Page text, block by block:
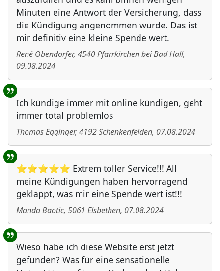
Minuten eine Antwort der Versicherung, dass
die Kündigung angenommen wurde. Das ist
mir definitiv eine kleine Spende wert.
René Obendorfer, 4540Pfarrkirchen bei Bad Hall,
09.08.2024
Ich kündige immer mit online kündigen, geht
immer total problemlos
Thomas Egginger, 4192Schenkenfelden, 07.08.2024
⭐⭐⭐⭐⭐ Extrem toller Service!!! All
meine Kündigungen haben hervorragend
geklappt, was mir eine Spende wert ist!!!
Manda Baotic, 5061 Elsbethen, 07.08.2024
Wieso habe ich diese Website erst jetzt
gefunden? Was für eine sensationelle